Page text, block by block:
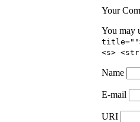
Your
You may
title="">
<s>
Name
E-mail
URI